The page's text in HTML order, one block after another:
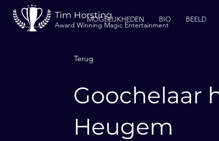
Tim Horsting
Award Winning Magic Entertainment
MOGELIJKHEDEN BIO BEELD
Terug
Goochelaar
Heugem